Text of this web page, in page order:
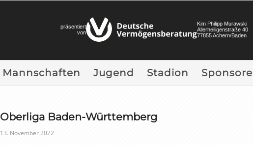
präsentiert
von
Kim Philipp Murawski
Allerheiligenstraße 40
77855 Achern/Baden
Mannschaften Jugend Stadion
Oberliga Baden-Württemberg
13. November 2022